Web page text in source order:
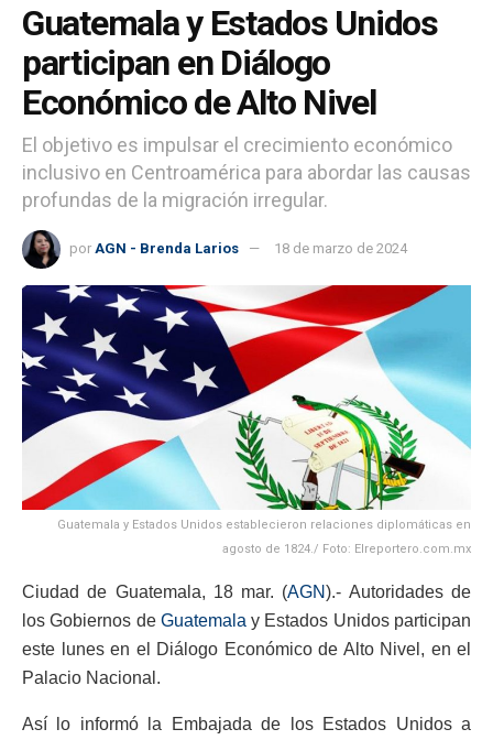
Guatemala y Estados Unidos
participan en Diálogo
Económico de Alto Nivel
El objetivo es impulsar el crecimiento económico
inclusivo en Centroamérica para abordar las causas
profundas de la migración irregular.
por AGN - Brenda Larios 18 de marzo de 2024
Guatemala y Estados Unidos establecieron relaciones diplomáticas en
agosto de 1824./ Foto: Elreportero.com.mx
Ciudad de Guatemala, 18 mar. (AGN).- Autoridades de
los Gobiernos de Guatemala y Estados Unidos participan
este lunes en el Diálogo Económico de Alto Nivel, en el
Palacio Nacional.
Así lo informó la Embajada de los Estados Unidos a